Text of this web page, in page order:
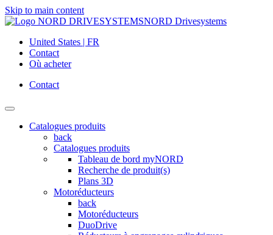
Skip to main content
NORD Drivesystems
United States | FR
Contact
Où acheter
Contact
Catalogues produits
back
Catalogues produits
Tableau de bord myNORD
Recherche de produit(s)
Plans 3D
Motoréducteurs
back
Motoréducteurs
DuoDrive